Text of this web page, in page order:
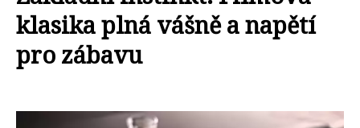
klasika plná vášně a napětí
pro zábavu